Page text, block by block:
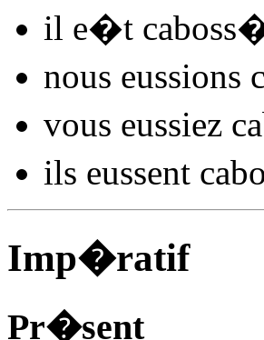
il e�t caboss
nous eussions
vous eussiez
ils eussent
Imp�ratif
Pr�sent